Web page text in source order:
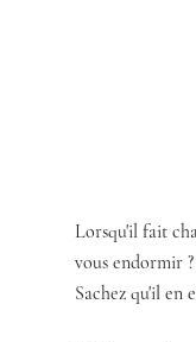
Lorsqu'il fait
vous endormir ?
Sachez qu'il en